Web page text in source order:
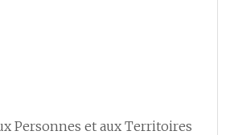
Personnes et aux Territoires